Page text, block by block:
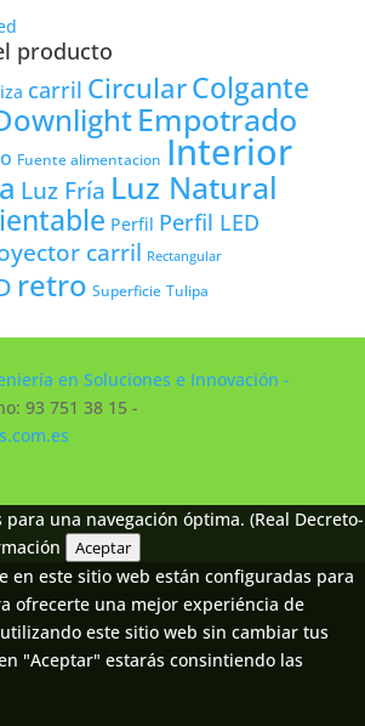
producto
carril CircularColgante
Empotrado
Fuente alimentacion Interior
Luz Fría Luz Natural
Perfil Perfil LED
carril Rectangular
retro Superficie Tulipa
en Soluciones e Innovación -
93 751 38 15 -
una navegación óptima. (Real Decreto-
Aceptar
en este sitio web están configuradas para
ofrecerte una mejor experiéncia de
este sitio web sin cambiar tus
"Aceptar" estarás consintiendo las